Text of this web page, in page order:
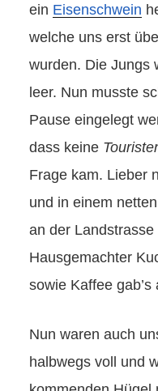
ein Eisenschwein
welche uns erst
wurden. Die Jungs
leer. Nun musste
Pause eingelegt
dass keine
Frage kam. Lieber
und in einem
an der
Hausgemachter
sowie Kaffee
Nun waren auch
halbwegs voll und